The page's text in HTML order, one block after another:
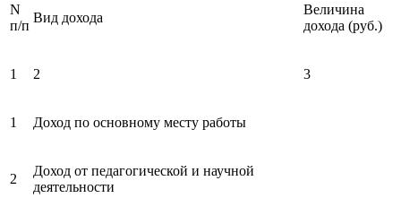
N
п/п
Вид дохода
Величина
дохода (руб.)
1 2 3
1 Доход по основному месту работы
2
Доход от педагогической и научной
деятельности